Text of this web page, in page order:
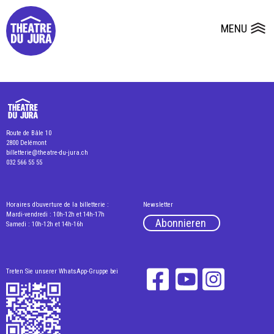
MENU
Presse Dépôts de dossiers
Route de Bâle 10
2800 Delémont
billetterie@theatre-du-jura.ch
032 566 55 55
Horaires d’ouverture de la billetterie :
Mardi-vendredi : 10h-12h et 14h-17h
Samedi : 10h-12h et 14h-16h
Newsletter
Abonnieren
Treten Sie unserer WhatsApp-Gruppe bei